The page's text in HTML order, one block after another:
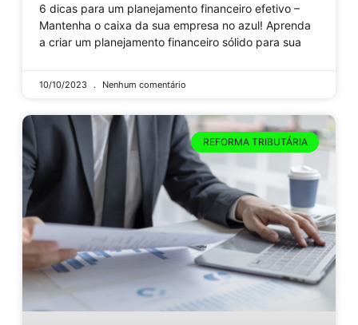
6 dicas para um planejamento financeiro efetivo –
Mantenha o caixa da sua empresa no azul! Aprenda
a criar um planejamento financeiro sólido para sua
10/10/2023 Nenhum comentário
REFORMA TRIBUTÁRIA